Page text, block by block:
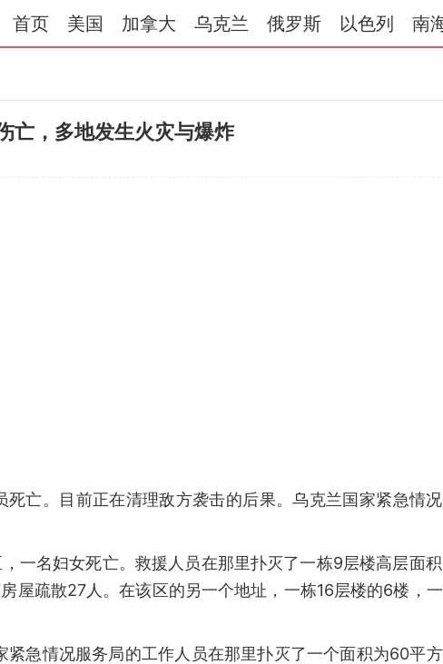
首页 美国 加拿大 乌克兰 俄罗斯 以色列 南
亡，多地发生火灾与爆炸
亡。目前正在清理敌方袭击的后果。乌克兰国家紧急情
一名妇女死亡。救援人员在那里扑灭了一栋9层楼高层面
屋疏散27人。在该区的另一个地址，一栋16层楼的6楼，
急情况服务局的工作人员在那里扑灭了一个面积为60平